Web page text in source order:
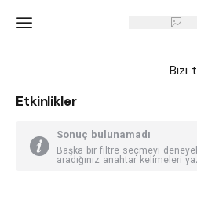
'
Bizi
Etkinlikler
Sonuç bulunamadı
Başka bir filtre seçmeyi
aradığınız anahtar kelimeleri